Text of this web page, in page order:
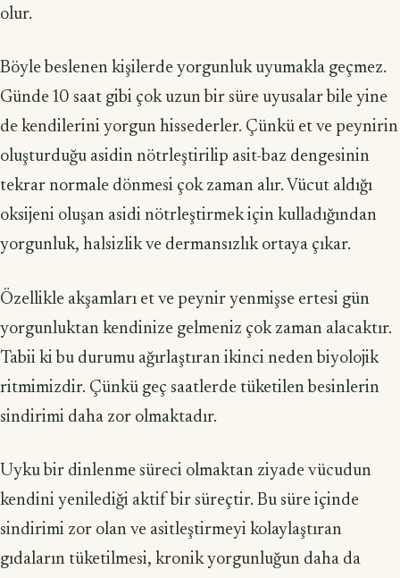
olur.
Böyle beslenen kişilerde yorgunluk uyumakla geçmez.
Günde 10 saat gibi çok uzun bir süre uyusalar bile yine
de kendilerini yorgun hissederler. Çünkü et ve peynirin
oluşturduğu asidin nötrleştirilip asit-baz dengesinin
tekrar normale dönmesi çok zaman alır. Vücut aldığı
oksijeni oluşan asidi nötrleştirmek için kulladığından
yorgunluk, halsizlik ve dermansızlık ortaya çıkar.
Özellikle akşamları et ve peynir yenmişse ertesi gün
yorgunluktan kendinize gelmeniz çok zaman alacaktır.
Tabii ki bu durumu ağırlaştıran ikinci neden biyolojik
ritmimizdir. Çünkü geç saatlerde tüketilen besinlerin
sindirimi daha zor olmaktadır.
Uyku bir dinlenme süreci olmaktan ziyade vücudun
kendini yenilediği aktif bir süreçtir. Bu süre içinde
sindirimi zor olan ve asitleştirmeyi kolaylaştıran
gıdaların tüketilmesi, kronik yorgunluğun daha da